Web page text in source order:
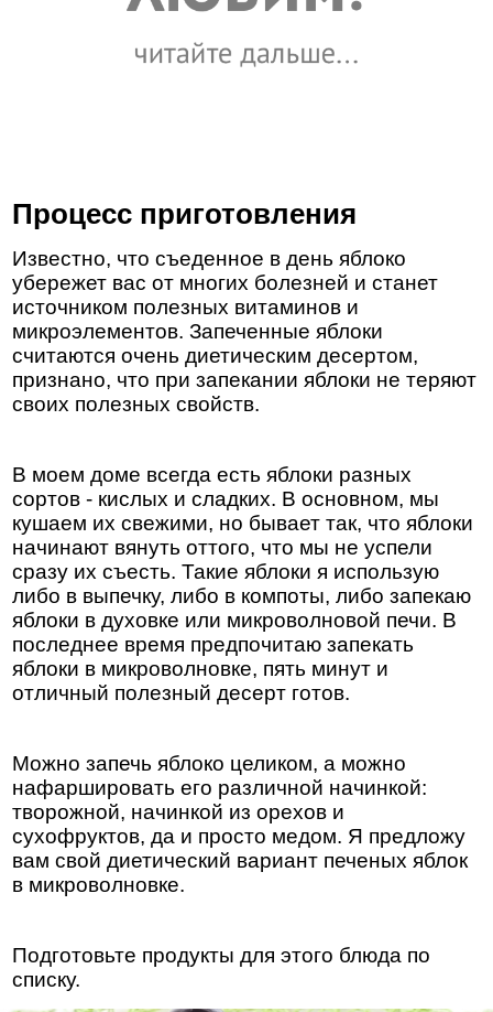
Процесс приготовления
Известно, что съеденное в день яблоко
убережет вас от многих болезней и станет
источником полезных витаминов и
микроэлементов. Запеченные яблоки
считаются очень диетическим десертом,
признано, что при запекании яблоки не теряют
своих полезных свойств.
В моем доме всегда есть яблоки разных
сортов - кислых и сладких. В основном, мы
кушаем их свежими, но бывает так, что яблоки
начинают вянуть оттого, что мы не успели
сразу их съесть. Такие яблоки я использую
либо в выпечку, либо в компоты, либо запекаю
яблоки в духовке или микроволновой печи. В
последнее время предпочитаю запекать
яблоки в микроволновке, пять минут и
отличный полезный десерт готов.
Можно запечь яблоко целиком, а можно
нафаршировать его различной начинкой:
творожной, начинкой из орехов и
сухофруктов, да и просто медом. Я предложу
вам свой диетический вариант печеных яблок
в микроволновке.
Подготовьте продукты для этого блюда по
списку.